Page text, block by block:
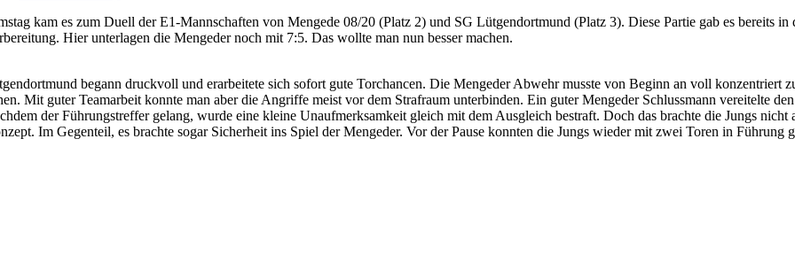
kam es zum Duell der E1-Mannschaften von Mengede 08/20 (Platz 2) und SG Lütgendortmund (Platz 3). Diese Partie gab es bereits in
Hier unterlagen die Mengeder noch mit 7:5. Das wollte man nun besser machen.
begann druckvoll und erarbeitete sich sofort gute Torchancen. Die Mengeder Abwehr musste von Beginn an voll konzentriert
Mit guter Teamarbeit konnte man aber die Angriffe meist vor dem Strafraum unterbinden. Ein guter Mengeder Schlussmann vereitelte
der Führungstreffer gelang, wurde eine kleine Unaufmerksamkeit gleich mit dem Ausgleich bestraft. Doch das brachte die Jungs nicht
Im Gegenteil, es brachte sogar Sicherheit ins Spiel der Mengeder. Vor der Pause konnten die Jungs wieder mit zwei Toren in Führung